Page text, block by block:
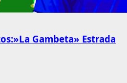
Gambeta» Estrada